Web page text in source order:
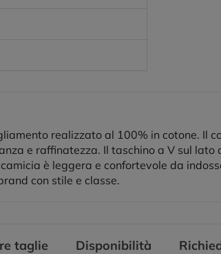
realizzato al 100% in cotone. Il
e raffinatezza. Il taschino a V sul
è leggera e confortevole da
con stile e classe.
taglie Disponibilità